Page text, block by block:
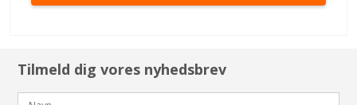
Tilmeld dig vores nyhedsbrev